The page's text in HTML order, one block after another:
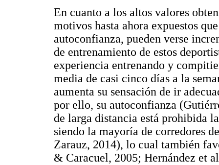
En cuanto a los altos valores
motivos hasta ahora expuestos
autoconfianza, pueden verse
de entrenamiento de estos
experiencia entrenando y
media de casi cinco días a la
aumenta su sensación de ir
por ello, su autoconfianza
de larga distancia está prohibida
siendo la mayoría de corredores
Zarauz, 2014), lo cual también
& Caracuel, 2005; Hernández et